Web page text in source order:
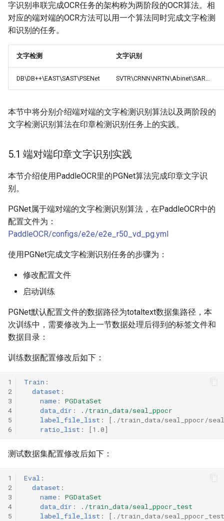
字识别串联完成OCR任务的架构称为两阶段的OCR算法。相
对应的端对端的OCR方法可以用一个算法同时完成文字检测
和识别的任务。
文字检测 文字识别
DB\DB++\EAST\SAST\PSENet SVTR\CRNN\NRTN\Abinet\SAR...
本节中将分别介绍端对端的文字检测识别算法以及两阶段的
文字检测识别算法在印章检测识别任务上的实践。
5.1 端对端印章文字识别实践
本节介绍使用PaddleOCR里的PGNet算法完成印章文字识
别。
PGNet属于端对端的文字检测识别算法，在PaddleOCR中的
配置文件为：
PaddleOCR/configs/e2e/e2e_r50_vd_pg.yml
使用PGNet完成文字检测识别任务的步骤为：
修改配置文件
启动训练
PGNet默认配置文件的数据路径为totaltext数据集路径，本
次训练中，需要修改为上一节数据处理后得到的标签文件和
数据目录：
训练数据配置修改后如下：
1
2
3
4
5
6
Train :
dataset :
name :
PGDataSet
data_dir :
./train_data/seal_ppocr
label_file_list : [ ./train_data/seal_ppocr/
ratio_list : [1.0]
测试数据集配置修改后如下：
1
2
3
4
5
Eval :
dataset :
name :
PGDataSet
data_dir :
./train_data/seal_ppocr_test
label_file_list : [ ./train_data/